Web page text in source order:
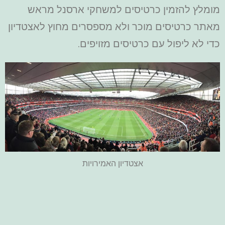
מומלץ להזמין כרטיסים למשחקי ארסנל מראש
מאתר כרטיסים מוכר ולא מספסרים מחוץ לאצטדיון
כדי לא ליפול עם כרטיסים מזויפים.
אצטדיון האמירויות